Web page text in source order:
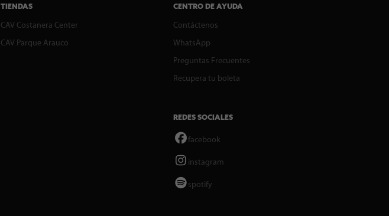
TIENDAS
CAV Costanera Center
CAV Parque Arauco
CENTRO DE AYUDA
Contáctenos
WhatsApp
Preguntas Frecuentes
Recupera tu boleta
REDES SOCIALES
facebook
instagram
spotify